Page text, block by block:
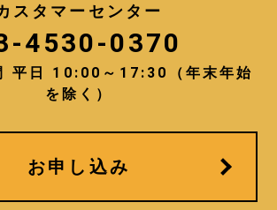
提供する商品・サービスをご
だく為。
の本人確認をする為。
への問い合わせに対応し、ま
る為。
への商品のお届けや、メール
、お客様がご希望されたサー
スタマーセンター
4530-0370
平日 10:00～17:30（年末年始
を除く）
お申し込み